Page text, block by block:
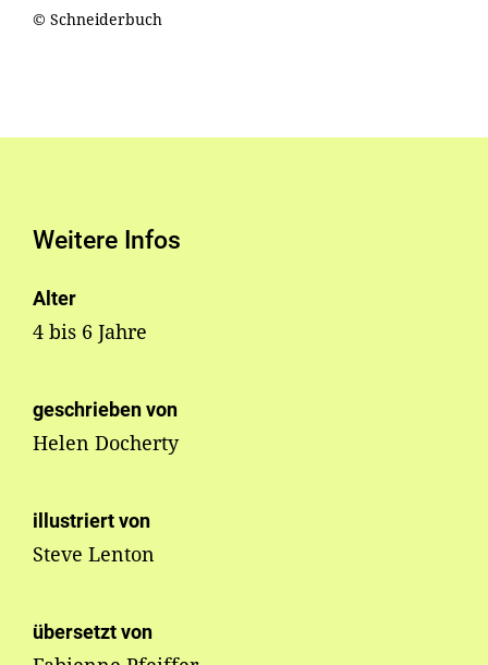
© Schneiderbuch
Weitere Infos
Alter
4 bis 6 Jahre
geschrieben von
Helen Docherty
illustriert von
Steve Lenton
übersetzt von